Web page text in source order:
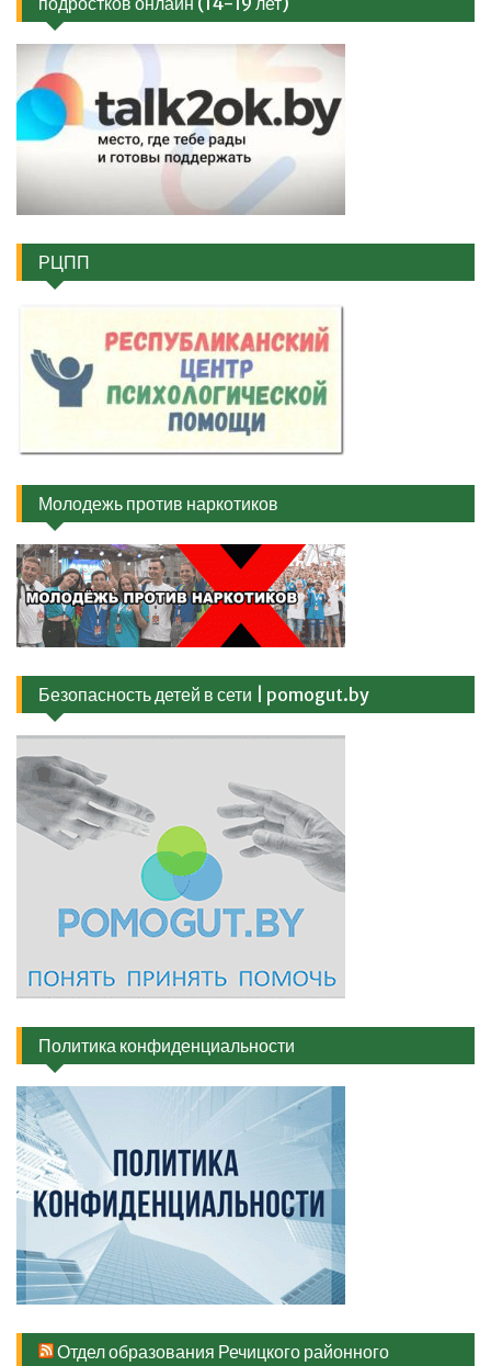
РЦПП
Молодежь против наркотиков
Безопасность детей в сети | pomogut.by
Политика конфиденциальности
Отдел образования Речицкого районного